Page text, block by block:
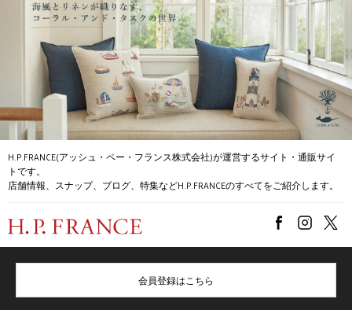
H.P.FRANCE(アッシュ・ペー・フランス株式会社)が運営するサイト・通販サイ
トです。
店舗情報、スナップ、ブログ、特集などH.P.FRANCEのすべてをご紹介します。
会員登録はこちら